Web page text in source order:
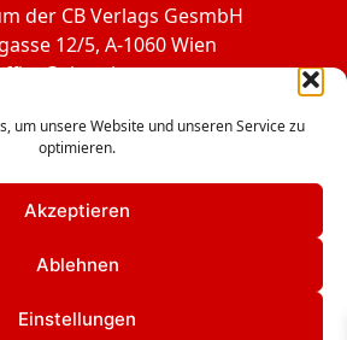
um unsere Website und unseren Service zu
optimieren.
Akzeptieren
Ablehnen
Einstellungen
der CB Verlags GesmbH
12/5, A-1060 Wien
+43-1-597 49 85-15
Facebook
LinkedIn
Mediadaten|Impressum